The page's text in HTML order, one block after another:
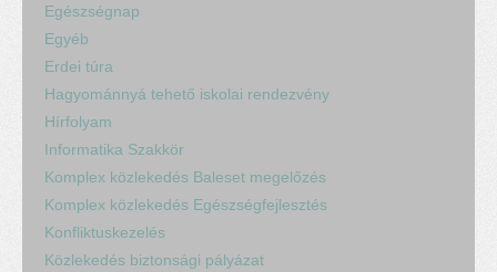
Egészségnap
Egyéb
Erdei túra
Hagyománnyá tehető iskolai rendezvény
Hírfolyam
Informatika Szakkör
Komplex közlekedés Baleset megelőzés
Komplex közlekedés Egészségfejlesztés
Konfliktuskezelés
Közlekedés biztonsági pályázat